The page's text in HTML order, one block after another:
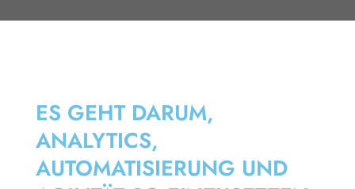
ES GEHT DARUM,
ANALYTICS,
AUTOMATISIERUNG UND